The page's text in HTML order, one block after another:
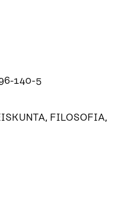
140-5
FILOSOFIA,